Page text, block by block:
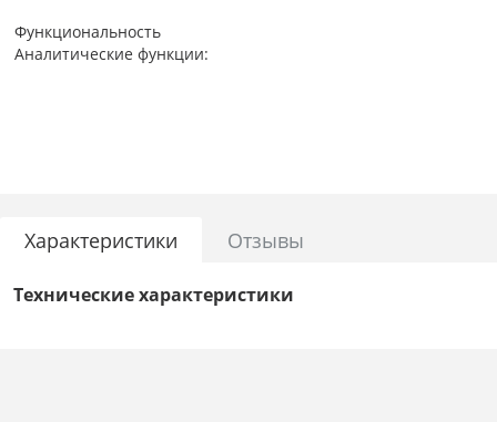
Функциональность
Аналитические функции:
начинает запись. По той же схеме работают детекторы
пересечения линии и вторжения в зону (линию или зону
Характеристики Отзывы
Технические характеристики